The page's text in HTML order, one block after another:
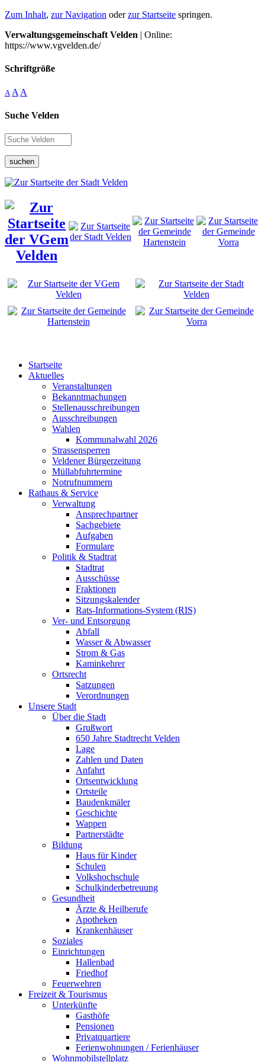
Zum Inhalt, zur Navigation oderzur Startseite springen.
Verwaltungsgemeinschaft Velden | Online:
https://www.vgvelden.de/
Schriftgröße
A A A
Suche Velden
suchen
Startseite
Aktuelles
Veranstaltungen
Bekanntmachungen
Stellenausschreibungen
Ausschreibungen
Wahlen
Kommunalwahl 2026
Strassensperren
Veldener Bürgerzeitung
Müllabfuhrtermine
Notrufnummern
Rathaus & Service
Verwaltung
Ansprechpartner
Sachgebiete
Aufgaben
Formulare
Politik & Stadtrat
Stadtrat
Ausschüsse
Fraktionen
Sitzungskalender
Rats-Informations-System (RIS)
Ver- und Entsorgung
Abfall
Wasser & Abwasser
Strom & Gas
Kaminkehrer
Ortsrecht
Satzungen
Verordnungen
Unsere Stadt
Über die Stadt
Grußwort
650 Jahre Stadtrecht Velden
Lage
Zahlen und Daten
Anfahrt
Ortsentwicklung
Ortsteile
Baudenkmäler
Geschichte
Wappen
Partnerstädte
Bildung
Haus für Kinder
Schulen
Volkshochschule
Schulkinderbetreuung
Gesundheit
Ärzte & Heilberufe
Apotheken
Krankenhäuser
Soziales
Einrichtungen
Hallenbad
Friedhof
Feuerwehren
Freizeit & Tourismus
Unterkünfte
Gasthöfe
Pensionen
Privatquartiere
Ferienwohnungen / Ferienhäuser
Wohnmobilstellplatz